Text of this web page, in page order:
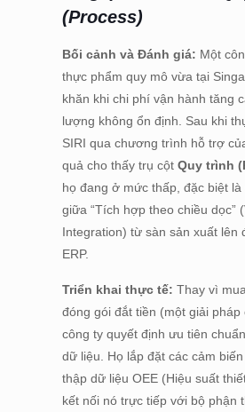
(Process)
Bối cảnh và Đánh giá: Một
thực phẩm quy mô vừa tại
khăn khi chi phí vận hành tăng
lượng không ổn định. Sau khi
SIRI qua chương trình hỗ trợ
quả cho thấy trụ cột Quy trình
họ đang ở mức thấp, đặc biệt
giữa “Tích hợp theo chiều dọc”
Integration) từ sàn sản xuất lên
ERP.
Triển khai thực tế: Thay vì
đóng gói đắt tiền (một giải pháp
công ty quyết định ưu tiên
dữ liệu. Họ lắp đặt các cảm
thập dữ liệu OEE (Hiệu suất
kết nối nó trực tiếp với bộ phận